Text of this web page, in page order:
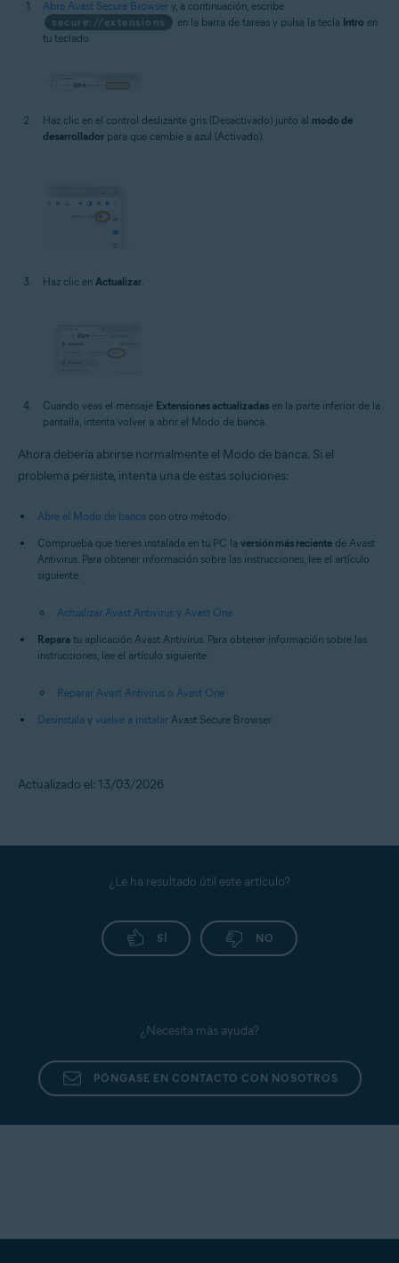
Abre Avast Secure Browser y, a continuación, escribe
secure://extensions
en la barra de tareas y pulsa la tecla Intro en
tu teclado.
Haz clic en el control deslizante gris (Desactivado) junto al modo de
desarrollador para que cambie a azul (Activado).
Haz clic en Actualizar.
Cuando veas el mensaje Extensiones actualizadas en la parte inferior de la
pantalla, intenta volver a abrir el Modo de banca.
Ahora debería abrirse normalmente el Modo de banca. Si el
problema persiste, intenta una de estas soluciones:
Abre el Modo de banca con otro método.
Comprueba que tienes instalada en tu PC la versión más reciente de Avast
Antivirus. Para obtener información sobre las instrucciones, lee el artículo
siguiente:
Actualizar Avast Antivirus y Avast One
Repara tu aplicación Avast Antivirus. Para obtener información sobre las
instrucciones, lee el artículo siguiente:
Reparar Avast Antivirus o Avast One
Desinstala y vuelve a instalar Avast Secure Browser.
Actualizado el: 13/03/2026
¿Le ha resultado útil este artículo?
SÍ NO
¿Necesita más ayuda?
PÓNGASE EN CONTACTO CON NOSOTROS